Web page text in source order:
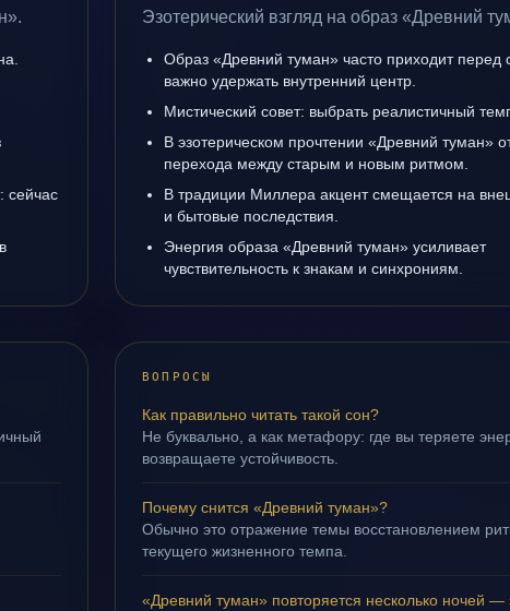
сейчас
Эзотерический взгляд на образ «Древний
Образ «Древний туман» часто приходит перед
важно удержать внутренний центр.
Мистический совет: выбрать реалистичный
В эзотерическом прочтении «Древний туман»
перехода между старым и новым ритмом.
В традиции Миллера акцент смещается на
и бытовые последствия.
Энергия образа «Древний туман» усиливает
чувствительность к знакам и синхрониям.
ВОПРОСЫ
Как правильно читать такой сон?
Не буквально, а как метафору: где вы теряете
возвращаете устойчивость.
Почему снится «Древний туман»?
Обычно это отражение темы восстановлением
текущего жизненного темпа.
«Древний туман» повторяется несколько ночей —